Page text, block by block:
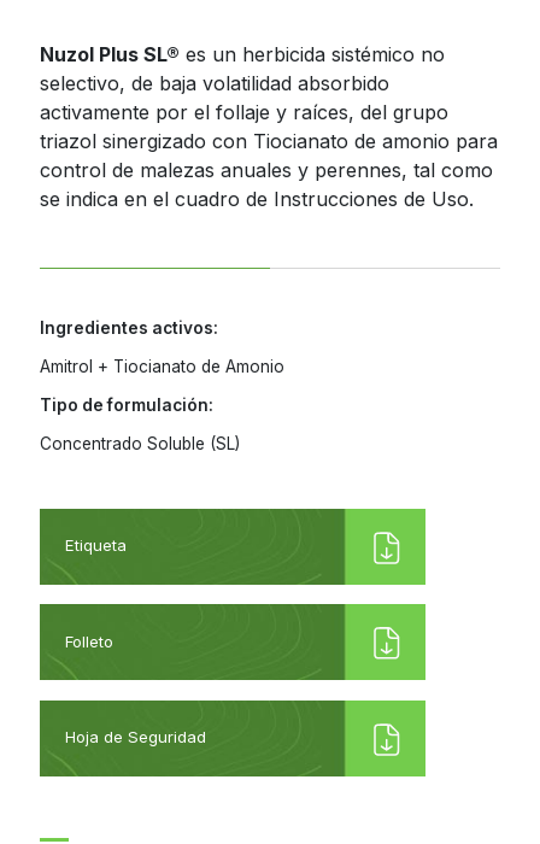
Honduras
Jamaica
Nicaragua
Panama
Peru
Inoculantes Micorrízicos
Insecticidas y Acaricidas
Nuzol Plus SL® es un herbicida sistémico no
selectivo, de baja volatilidad absorbido
activamente por el follaje y raíces, del grupo
triazol sinergizado con Tiocianato de amonio para
control de malezas anuales y perennes, tal como
se indica en el cuadro de Instrucciones de Uso.
Ingredientes activos:
Amitrol + Tiocianato de Amonio
Tipo de formulación:
Concentrado Soluble (SL)
Etiqueta
Folleto
Hoja de Seguridad